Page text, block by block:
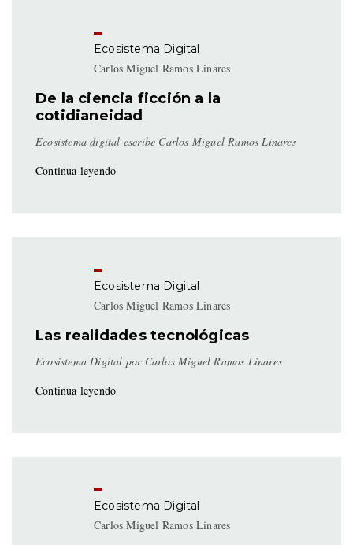
Ecosistema Digital
Carlos Miguel Ramos Linares
De la ciencia ficción a la
cotidianeidad
Ecosistema digital escribe Carlos Miguel Ramos Linares
Continua leyendo
Ecosistema Digital
Carlos Miguel Ramos Linares
Las realidades tecnológicas
Ecosistema Digital por Carlos Miguel Ramos Linares
Continua leyendo
Ecosistema Digital
Carlos Miguel Ramos Linares